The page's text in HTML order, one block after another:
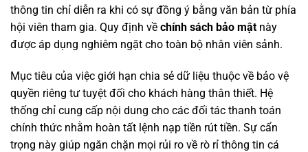
thông tin chỉ diễn ra khi có sự đồng ý bằng văn bản từ phía
hội viên tham gia. Quy định về chính sách bảo mật này
được áp dụng nghiêm ngặt cho toàn bộ nhân viên sảnh.
Mục tiêu của việc giới hạn chia sẻ dữ liệu thuộc về bảo vệ
quyền riêng tư tuyệt đối cho khách hàng thân thiết. Hệ
thống chỉ cung cấp nội dung cho các đối tác thanh toán
chính thức nhằm hoàn tất lệnh nạp tiền rút tiền. Sự cẩn
trọng này giúp ngăn chặn mọi rủi ro về rò rỉ thông tin cá